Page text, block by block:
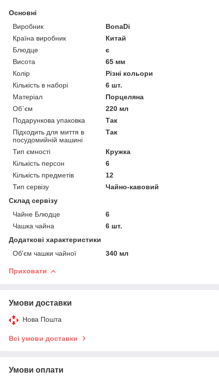
Основні
Виробник
BonaDi
Країна виробник
Китай
Блюдце
є
Висота
65 мм
Колір
Різні кольори
Кількість в наборі
6 шт.
Матеріал
Порцеляна
Об`єм
220 мл
Подарункова упаковка
Так
Підходить для миття в
посудомийній машині
Так
Тип ємності
Кружка
Кількість персон
6
Кількість предметів
12
Тип сервізу
Чайно-кавовий
Склад сервізу
Чайне Блюдце
6
Чашка чайна
6 шт.
Додаткові характеристики
Об'єм чашки чайної
340 мл
Приховати
Умови доставки
Нова Пошта
Всі умови доставки
Умови оплати